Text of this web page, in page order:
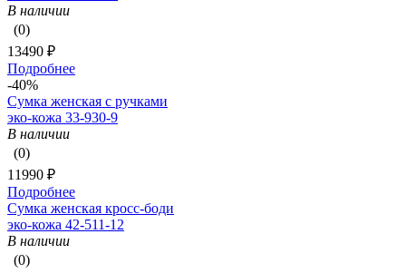
В наличии
(0)
13490 ₽
Подробнее
-40%
Сумка женская с ручками
эко-кожа 33-930-9
В наличии
(0)
11990 ₽
Подробнее
Сумка женская кросс-боди
эко-кожа 42-511-12
В наличии
(0)